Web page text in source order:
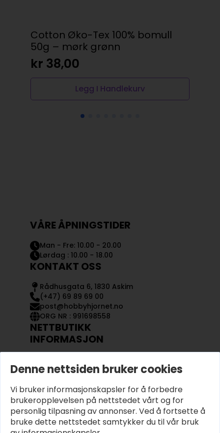
Cotton Øko-Tex 100% bomull
50g – mørk grønn
kr 38,00
Legg I Handlekurv
VÅRE ÅPNINGSTIDER
Man - Fre: 10.00 - 20.00
Lørdag : 10.00 - 18.00
KONTAKT OSS
Rådhusgata 6, 1830 Askim
(+47) 69 89 69 00
post@hobbyhjornet.no
ORG NR : 991698558
NETTBUTIKK
INFORMASJON
OM OSS
KJØPSVILKÅR OG BETINGELSER
PERSONVERN
Denne nettsiden bruker cookies
Vi bruker informasjonskapsler for å forbedre
brukeropplevelsen på nettstedet vårt og for
personlig tilpasning av annonser. Ved å fortsette å
bruke dette nettstedet samtykker du til vår bruk